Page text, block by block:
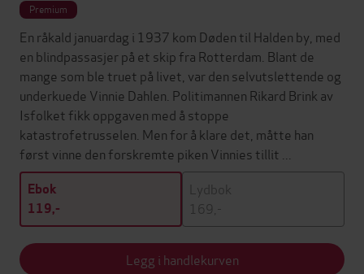
Premium
En råkald januardag i 1937 kom Døden til Halden by, med
en blindpassasjer på et skip fra Rotterdam. Blant de
mange som ble truet på livet, var den selvutslettende og
underkuede Vinnie Dahlen. Politimannen Rikard Brink av
Isfolket fikk oppgaven med å stoppe
katastrofetrusselen. Men for å klare det, måtte han
først vinne den forskremte piken Vinnies tillit ...
Ebok
119,-
Lydbok
169,-
Legg i handlekurven